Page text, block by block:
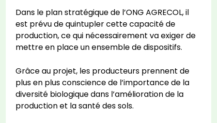
Dans le plan stratégique de l’ONG AGRECOL, il
est prévu de quintupler cette capacité de
production, ce qui nécessairement va exiger de
mettre en place un ensemble de dispositifs.
Grâce au projet, les producteurs prennent de
plus en plus conscience de l’importance de la
diversité biologique dans l’amélioration de la
production et la santé des sols.